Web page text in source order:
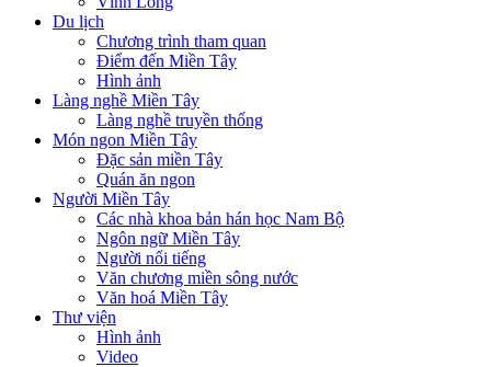
Du lịch
Chương trình tham quan
Điểm đến Miền Tây
Hình ảnh
Làng nghề Miền Tây
Làng nghề truyền thống
Món ngon Miền Tây
Đặc sản miền Tây
Quán ăn ngon
Người Miền Tây
Các nhà khoa bản hán học Nam Bộ
Ngôn ngữ Miền Tây
Người nổi tiếng
Văn chương miền sông nước
Văn hoá Miền Tây
Thư viện
Hình ảnh
Video